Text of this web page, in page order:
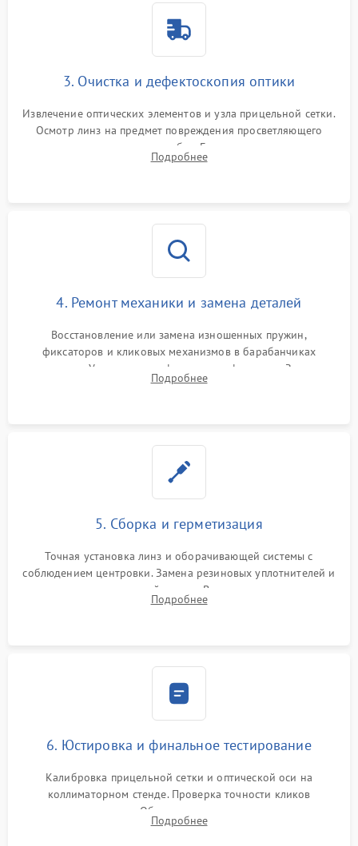
3. Очистка и дефектоскопия оптики
Извлечение оптических элементов и узла прицельной сетки.
Осмотр линз на предмет повреждения просветляющего
покрытия или появления грибка. Бережная очистка стекол
спецрастворами. Проверка целостности гравированной
Подробнее
4. Ремонт механики и замена деталей
Восстановление или замена изношенных пружин,
фиксаторов и кликовых механизмов в барабанчиках
поправок. Устранение люфтов в трансфокаторе. Замена
поврежденных линз, разбитой сетки или восстановление
Подробнее
5. Сборка и герметизация
Точная установка линз и оборачивающей системы с
соблюдением центровки. Замена резиновых уплотнителей и
нанесение влагозащитной смазки. Вакуумирование корпуса
и заполнение его осушенным азотом или аргоном для
Подробнее
6. Юстировка и финальное тестирование
Калибровка прицельной сетки и оптической оси на
коллиматорном стенде. Проверка точности кликов
механизма поправок. Обязательное испытание прицела на
ударном стенде для проверки устойчивости к отдаче и
Подробнее